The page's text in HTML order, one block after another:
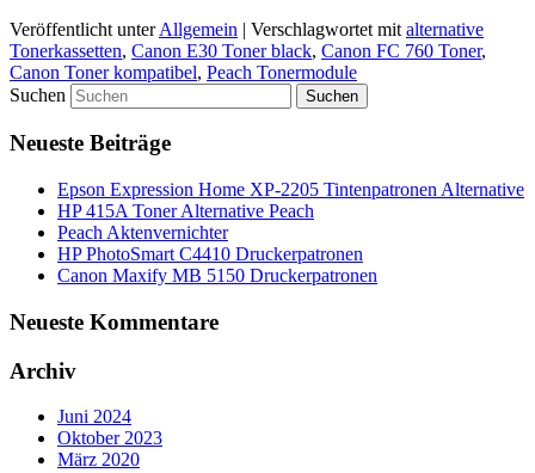
Veröffentlicht unter Allgemein | Verschlagwortet mit alternative
Tonerkassetten, Canon E30 Toner black, Canon FC 760 Toner,
Canon Toner kompatibel, Peach Tonermodule
Suchen
Neueste Beiträge
Epson Expression Home XP-2205 Tintenpatronen Alternative
HP 415A Toner Alternative Peach
Peach Aktenvernichter
HP PhotoSmart C4410 Druckerpatronen
Canon Maxify MB 5150 Druckerpatronen
Neueste Kommentare
Archiv
Juni 2024
Oktober 2023
März 2020